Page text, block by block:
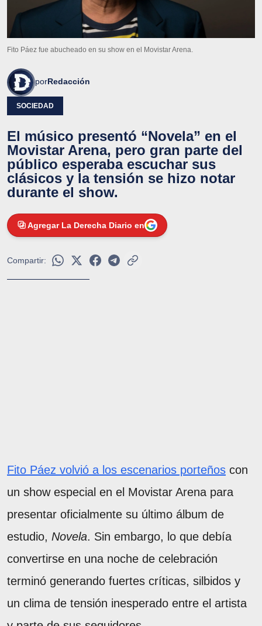
Fito Páez fue abucheado en su show en el Movistar Arena.
porRedacción
SOCIEDAD
El músico presentó “Novela” en el
Movistar Arena, pero gran parte del
público esperaba escuchar sus
clásicos y la tensión se hizo notar
durante el show.
Agregar La Derecha Diario en
Compartir:
Fito Páez volvió a los escenarios porteños con
un show especial en el Movistar Arena para
presentar oficialmente su último álbum de
estudio, Novela. Sin embargo, lo que debía
convertirse en una noche de celebración
terminó generando fuertes críticas, silbidos y
un clima de tensión inesperado entre el artista